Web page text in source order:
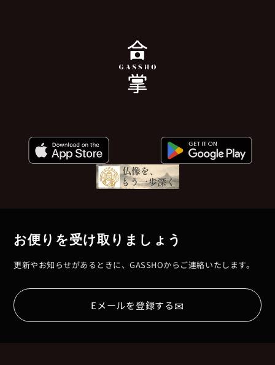
お便りを受け取りましょう
更新やお知らせがあるときに、GASSHOからご連絡いたします。
Eメールを登録する✉